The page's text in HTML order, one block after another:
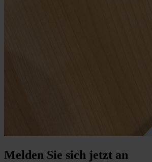
Melden Sie sich jetzt an